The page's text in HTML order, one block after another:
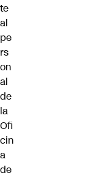
te
al
pe
rs
on
al
de
la
Ofi
cin
a
de